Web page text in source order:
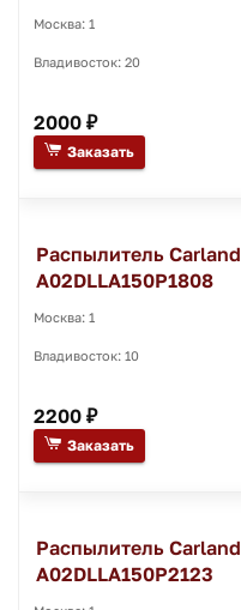
Москва: 1
Владивосток: 20
2000 ₽
Заказать
Распылитель Carland
A02DLLA150P1808
Москва: 1
Владивосток: 10
2200 ₽
Заказать
Распылитель Carland
A02DLLA150P2123